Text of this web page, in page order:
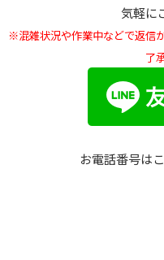
気軽に
※混雑状況や作業中などで返信
了
お電話番号は